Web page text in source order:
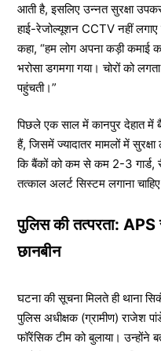
आती है, इसलिए उन्नत सुरक्षा
हाई-रेजोल्यूशन CCTV नहीं लगाए
कहा, “हम लोग अपना कड़ी कमाई
भरोसा डगमगा गया। चोरों को
पहुंचती।”
पिछले एक साल में कानपुर देहात में
हैं, जिसमें ज्यादातर मामलों में
कि बैंकों को कम से कम 2-3 गार्ड,
तत्काल अलर्ट सिस्टम लगाना
पुलिस की तत्परता: APS
छानबीन
घटना की सूचना मिलते ही थाना
पुलिस अधीक्षक (ग्रामीण) राजेश
फॉरेंसिक टीम को बुलाया। उन्होंने